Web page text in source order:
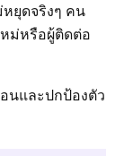
ยุดจริงๆ คน
ม่หรือผู้ติดต่อ
นและปกป้องตัว